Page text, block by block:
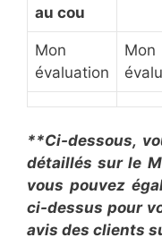
au cou
Mon
évaluation
Mon
**Ci-dessous,
détaillés sur le
vous pouvez
ci-dessus pour
avis des clients